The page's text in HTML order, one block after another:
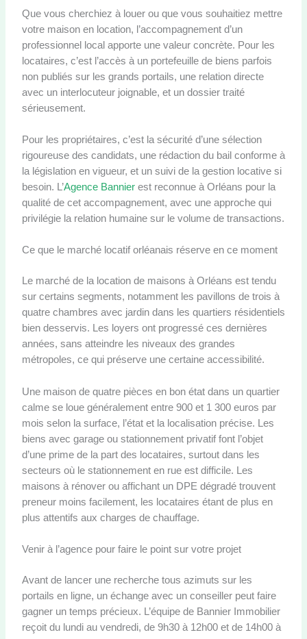
Que vous cherchiez à louer ou que vous souhaitiez mettre
votre maison en location, l’accompagnement d’un
professionnel local apporte une valeur concrète. Pour les
locataires, c’est l’accès à un portefeuille de biens parfois
non publiés sur les grands portails, une relation directe
avec un interlocuteur joignable, et un dossier traité
sérieusement.
Pour les propriétaires, c’est la sécurité d’une sélection
rigoureuse des candidats, une rédaction du bail conforme à
la législation en vigueur, et un suivi de la gestion locative si
besoin. L’Agence Bannierest reconnue à Orléans pour la
qualité de cet accompagnement, avec une approche qui
privilégie la relation humaine sur le volume de transactions.
Ce que le marché locatif orléanais réserve en ce moment
Le marché de la location de maisons à Orléans est tendu
sur certains segments, notamment les pavillons de trois à
quatre chambres avec jardin dans les quartiers résidentiels
bien desservis. Les loyers ont progressé ces dernières
années, sans atteindre les niveaux des grandes
métropoles, ce qui préserve une certaine accessibilité.
Une maison de quatre pièces en bon état dans un quartier
calme se loue généralement entre 900 et 1 300 euros par
mois selon la surface, l’état et la localisation précise. Les
biens avec garage ou stationnement privatif font l’objet
d’une prime de la part des locataires, surtout dans les
secteurs où le stationnement en rue est difficile. Les
maisons à rénover ou affichant un DPE dégradé trouvent
preneur moins facilement, les locataires étant de plus en
plus attentifs aux charges de chauffage.
Venir à l’agence pour faire le point sur votre projet
Avant de lancer une recherche tous azimuts sur les
portails en ligne, un échange avec un conseiller peut faire
gagner un temps précieux. L’équipe de Bannier Immobilier
reçoit du lundi au vendredi, de 9h30 à 12h00 et de 14h00 à